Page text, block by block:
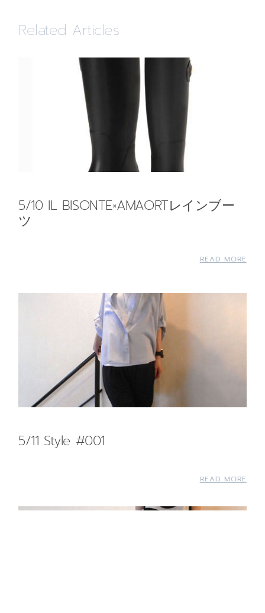
Related Articles
5/10 IL BISONTE×AMAORTレインブー
ツ
READ MORE
5/11 Style #001
READ MORE